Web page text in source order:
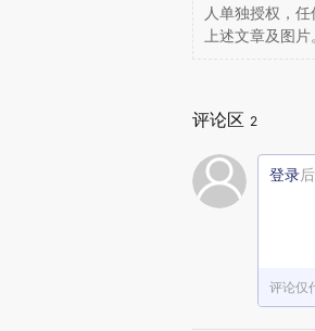
人单独授权，
上述文章及图片
评论区 2
登录
评论仅